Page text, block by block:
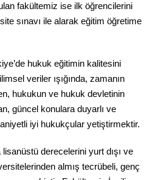
fakültemiz ise ilk öğrencilerini
sınavı ile alarak eğitim öğretime
hukuk eğitimin kalitesini
veriler ışığında, zamanın
hukukun ve hukuk devletinin
güncel konulara duyarlı ve
iyi hukukçular yetiştirmektir.
derecelerini yurt dışı ve
almış tecrübeli, genç